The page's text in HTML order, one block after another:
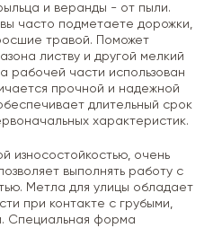
и веранды - от пыли.
часто подметаете дорожки,
травой. Поможет
листву и другой мелкий
рабочей части использован
прочной и надежной
длительный срок
характеристик.
износостойкостью, очень
выполнять работу с
Метла для улицы обладает
при контакте с грубыми,
Специальная форма